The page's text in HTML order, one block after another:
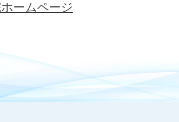
ームページ